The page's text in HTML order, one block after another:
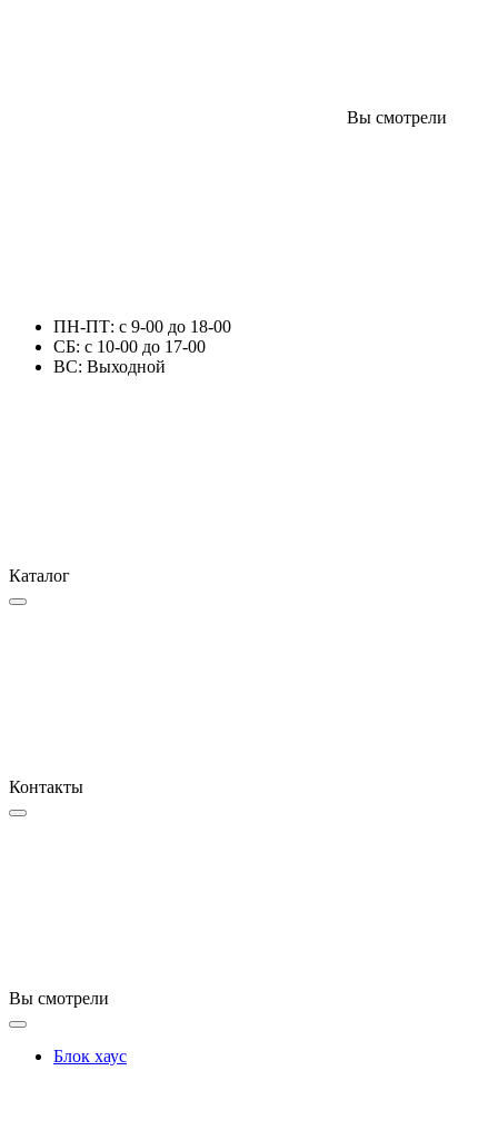
Вы смотрели
ПН-ПТ: с 9-00 до 18-00
СБ: с 10-00 до 17-00
ВС: Выходной
Каталог
Контакты
Вы смотрели
Блок хаус